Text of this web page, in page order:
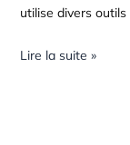
utilise divers
Lire la suite »